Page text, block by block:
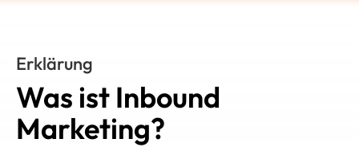
Erklärung
Was ist Inbound
Marketing?